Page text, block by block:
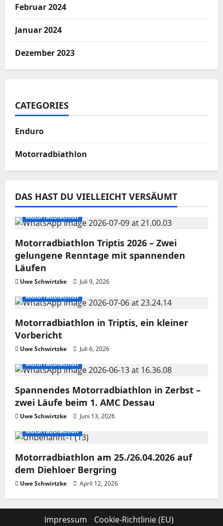
Februar 2024
Januar 2024
Dezember 2023
CATEGORIES
Enduro
Motorradbiathlon
DAS HAST DU VIELLEICHT VERSÄUMT
Motorradbiathlon
Motorradbiathlon Triptis 2026 – Zwei
gelungene Renntage mit spannenden
Läufen
Uwe Schwirtzke
Juli 9, 2026
Motorradbiathlon
Motorradbiathlon in Triptis, ein kleiner
Vorbericht
Uwe Schwirtzke
Juli 6, 2026
Motorradbiathlon
Spannendes Motorradbiathlon in Zerbst –
zwei Läufe beim 1. AMC Dessau
Uwe Schwirtzke
Juni 13, 2026
Motorradbiathlon
Motorradbiathlon am 25./26.04.2026 auf
dem Diehloer Bergring
Uwe Schwirtzke April 12, 2026
Impressum Cookie-Richtlinie (EU)